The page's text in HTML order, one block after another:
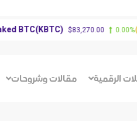
الرقمية مقالات وشروحات
$83,270.00 0.00%